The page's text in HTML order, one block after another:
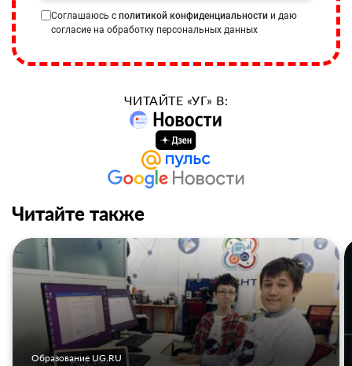
Соглашаюсь с политикой конфиденциальности и даю
согласие на обработку персональных данных
ЧИТАЙТЕ «УГ» В:
Читайте также
Образование UG.RU